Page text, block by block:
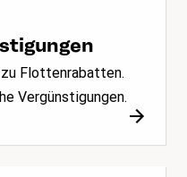
zu Flottenrabatten.
Vergünstigungen.